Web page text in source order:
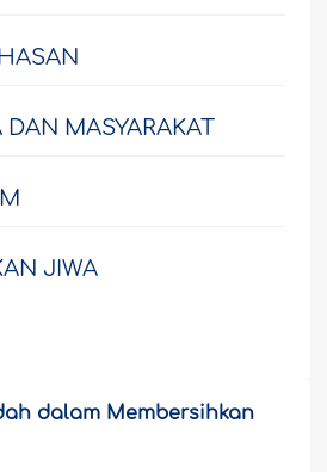
DAN MASYARAKAT
JIWA
dalam Membersihkan